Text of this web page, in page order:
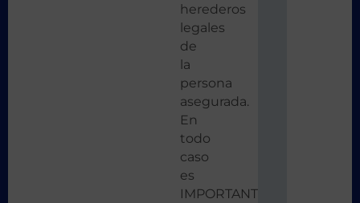
herederos
legales
de
la
persona
asegurada.
En
todo
caso
es
IMPORTANTE